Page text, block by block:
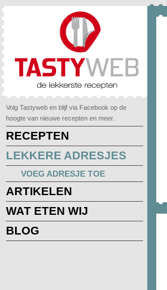
Volg Tastyweb en blijf via Facebook op de
hoogte van nieuwe recepten en meer.
RECEPTEN
LEKKERE ADRESJES
VOEG ADRESJE TOE
ARTIKELEN
WAT ETEN WIJ
BLOG